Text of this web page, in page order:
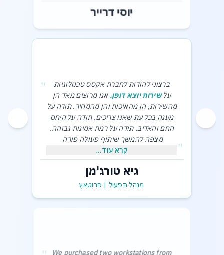
יוסי דרייר
"
ברצוני להודות לחברת אקסס טכנולוגיות
עלשירות יוצא דופן. אנו מרוצים מאד הן
מהשירות, הן מהאיכות והן מהמחיר. תודה על
מענה בכל עת שאנו צריכים. תודה על היחס
החם והאדיב. תודה על רמת אמינות גבוהה.
מצפה להמשך שיתוף פעולה פורה
,בכבוד רב
גיא תורג'מן-מנהל תפעול
" קרא עוד...
גיא טורג'מן
מנהל תפעול | פרוטאץ
We purchased two workstations from